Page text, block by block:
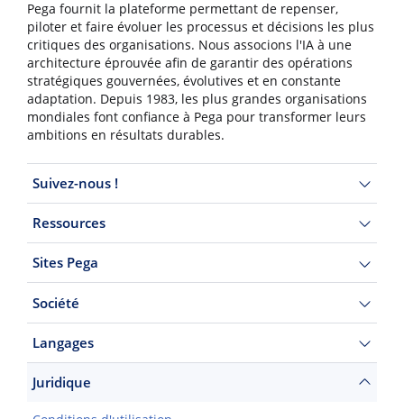
Pega fournit la plateforme permettant de repenser,
piloter et faire évoluer les processus et décisions les plus
critiques des organisations. Nous associons l'IA à une
architecture éprouvée afin de garantir des opérations
stratégiques gouvernées, évolutives et en constante
adaptation. Depuis 1983, les plus grandes organisations
mondiales font confiance à Pega pour transformer leurs
ambitions en résultats durables.
Suivez-nous !
Ressources
Sites Pega
Société
Langages
Juridique